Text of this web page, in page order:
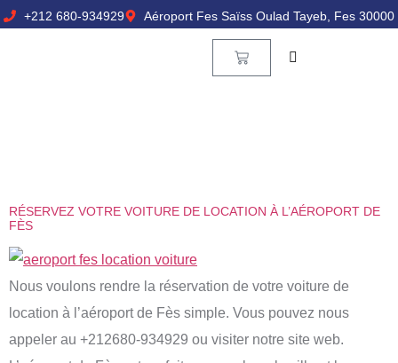
+212 680-934929 Aéroport Fes Saïss Oulad Tayeb, Fes 30000
RÉSERVEZ VOTRE VOITURE DE LOCATION À L’AÉROPORT DE
FÈS
Nous voulons rendre la réservation de votre voiture de
location à l’aéroport de Fès simple. Vous pouvez nous
appeler au +212680-934929 ou visiter notre site web.